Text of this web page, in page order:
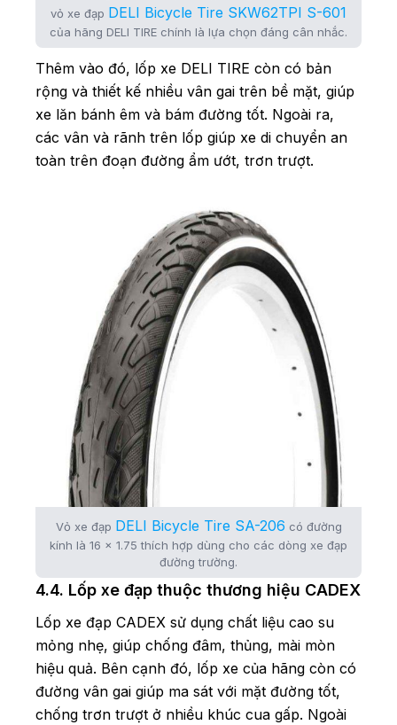
vỏ xe đạp DELI Bicycle Tire SKW62TPI S-601
của hãng DELI TIRE chính là lựa chọn đáng cân nhắc.
Thêm vào đó, lốp xe DELI TIRE còn có bản
rộng và thiết kế nhiều vân gai trên bề mặt, giúp
xe lăn bánh êm và bám đường tốt. Ngoài ra,
các vân và rãnh trên lốp giúp xe di chuyển an
toàn trên đoạn đường ẩm ướt, trơn trượt.
Vỏ xe đạp DELI Bicycle Tire SA-206 có đường
kính là 16 x 1.75 thích hợp dùng cho các dòng xe đạp
đường trường.
4.4. Lốp xe đạp thuộc thương hiệu CADEX
Lốp xe đạp CADEX sử dụng chất liệu cao su
mỏng nhẹ, giúp chống đâm, thủng, mài mòn
hiệu quả. Bên cạnh đó, lốp xe của hãng còn có
đường vân gai giúp ma sát với mặt đường tốt,
chống trơn trượt ở nhiều khúc cua gấp. Ngoài